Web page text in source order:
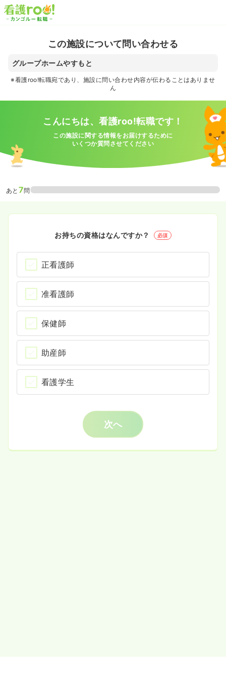
この施設について問い合わせる
グループホームやすもと
※看護roo!転職宛であり、施設に問い合わせ内容が伝わることはありませ
ん
こんにちは、看護roo!転職です！
この施設に関する情報をお届けするために
いくつか質問させてください
あと 7問
お持ちの資格はなんですか？ 必須
正看護師
准看護師
保健師
助産師
看護学生
次へ